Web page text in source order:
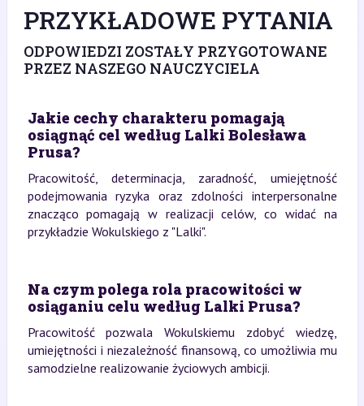
PRZYKŁADOWE PYTANIA
ODPOWIEDZI ZOSTAŁY PRZYGOTOWANE
PRZEZ NASZEGO NAUCZYCIELA
Jakie cechy charakteru pomagają
osiągnąć cel według Lalki Bolesława
Prusa?
Pracowitość, determinacja, zaradność, umiejętność
podejmowania ryzyka oraz zdolności interpersonalne
znacząco pomagają w realizacji celów, co widać na
przykładzie Wokulskiego z "Lalki".
Na czym polega rola pracowitości w
osiąganiu celu według Lalki Prusa?
Pracowitość pozwala Wokulskiemu zdobyć wiedzę,
umiejętności i niezależność finansową, co umożliwia mu
samodzielne realizowanie życiowych ambicji.